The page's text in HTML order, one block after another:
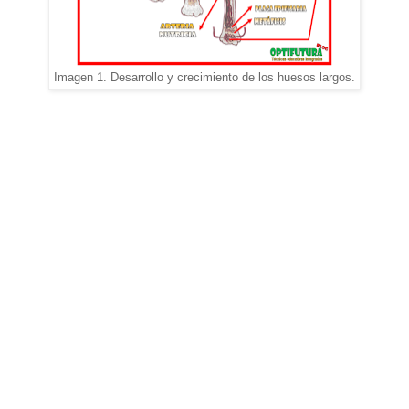
Imagen 1. Desarrollo y crecimiento de los huesos largos.